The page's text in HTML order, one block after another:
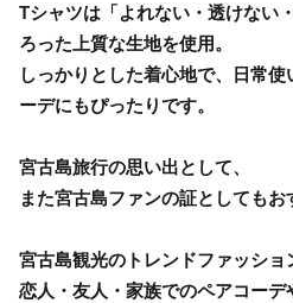
Tシャツは「よれない・透けない
ろった上質な生地を使用。
しっかりとした着心地で、日常
ーデにもぴったりです。
宮古島旅行の思い出として、
また宮古島ファンの証としてもお
宮古島観光のトレンドファッショ
恋人・友人・家族でのペアコー